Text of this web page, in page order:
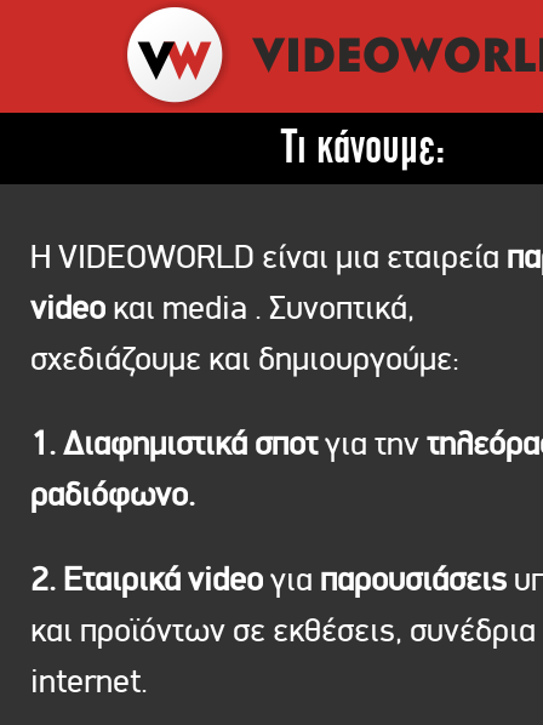
Τι κάνουμε:
Η VIDEOWORLD είναι μια εταιρεία
video και media . Συνοπτικά,
σχεδιάζουμε και δημιουργούμε:
1. Διαφημιστικά σποτγια την
ραδιόφωνο.
2. Εταιρικά videoγια παρουσιάσεις
και προϊόντων σε εκθέσεις, συνέδρια
internet.